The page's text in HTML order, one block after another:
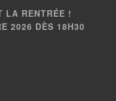
LA RENTRÉE !
2026 DÈS 18H30